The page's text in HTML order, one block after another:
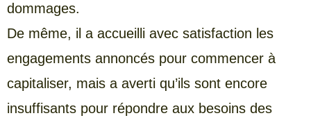
dommages.
De même, il a accueilli avec satisfaction les
engagements annoncés pour commencer à
capitaliser, mais a averti qu’ils sont encore
insuffisants pour répondre aux besoins des